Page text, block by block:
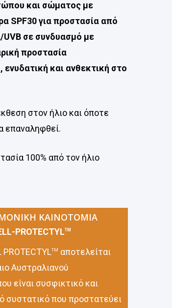
και σώματος με
SPF30 για προστασία από
UVB σε συνδυασμό με
προστασία
ενυδατική και ανθεκτική στο
στον ήλιο και όποτε
επαναληφθεί.
100% από τον ήλιο
ΚΑΙΝΟΤΟΜΙΑ
PROTECTYLTM
PROTECTYLTM αποτελείται
Αυστραλιανού
είναι συσφικτικό και
συστατικό που προστατεύει